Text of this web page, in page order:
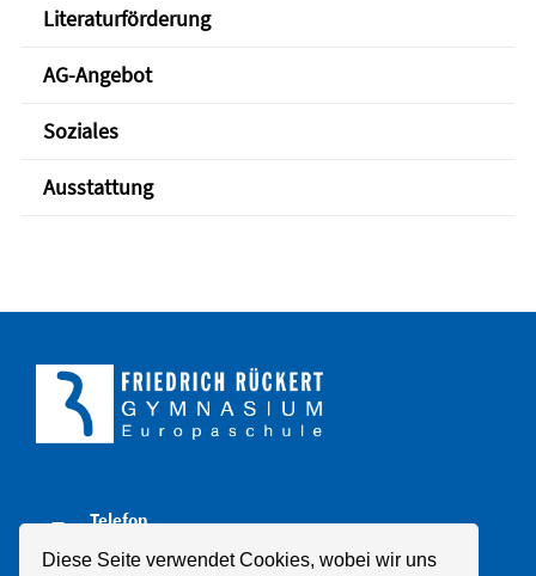
Diese Seite verwendet Cookies, wobei wir uns
Literaturförderung
AG-Angebot
Soziales
Ausstattung
Telefon
+49 211 8998310